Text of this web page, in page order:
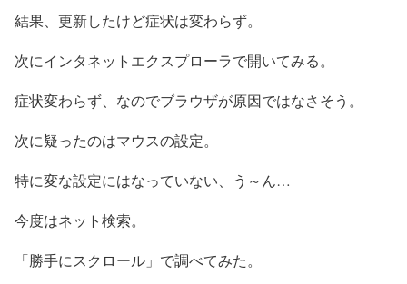
結果、更新したけど症状は変わらず。
次にインタネットエクスプローラで開いてみる。
症状変わらず、なのでブラウザが原因ではなさそう。
次に疑ったのはマウスの設定。
特に変な設定にはなっていない、う～ん…
今度はネット検索。
「勝手にスクロール」で調べてみた。